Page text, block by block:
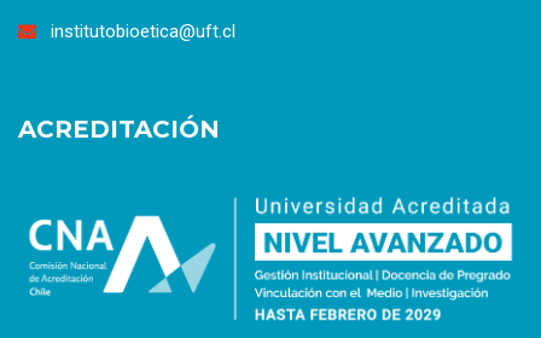
institutobioetica@uft.cl
ACREDITACIÓN